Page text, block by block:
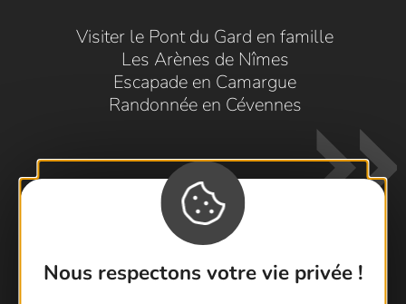
Nous respectons votre vie privée !
Visiter le Pont du Gard en famille
Les Arènes de Nîmes
Escapade en Camargue
Randonnée en Cévennes